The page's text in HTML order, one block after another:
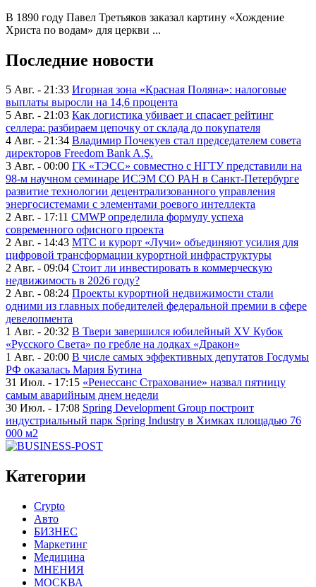
В 1890 году Павел Третьяков заказал картину «Хождение
Христа по водам» для церкви ...
Последние новости
5 Авг. - 21:33 Игорная зона «Красная Поляна»: налоговые
выплаты выросли на 14,6 процента
5 Авг. - 21:03 Как логистика убивает и спасает рейтинг
селлера: разбираем цепочку от склада до покупателя
4 Авг. - 21:34 Владимир Почекуев стал председателем совета
директоров Freedom Bank A.Ş.
3 Авг. - 00:00 ГК «ТЭСС» совместно с НГТУ представили на
98-м научном семинаре ИСЭМ СО РАН в Санкт-Петербурге
развитие технологии децентрализованного управления
энергосистемами с элементами роевого интеллекта
2 Авг. - 17:11 CMWP определила формулу успеха
современного офисного проекта
2 Авг. - 14:43 МТС и курорт «Лучи» объединяют усилия для
цифровой трансформации курортной инфраструктуры
2 Авг. - 09:04 Стоит ли инвестировать в коммерческую
недвижимость в 2026 году?
2 Авг. - 08:24 Проекты курортной недвижимости стали
одними из главных победителей федеральной премии в сфере
девелопмента
1 Авг. - 20:32 В Твери завершился юбилейный XV Кубок
«Русского Света» по гребле на лодках «Дракон»
1 Авг. - 20:00 В числе самых эффективных депутатов Госдумы
РФ оказалась Мария Бутина
31 Июл. - 17:15 «Ренессанс Страхование» назвал пятницу
самым аварийным днем недели
30 Июл. - 17:08 Spring Development Group построит
индустриальный парк Spring Industry в Химках площадью 76
000 м2
Категории
Crypto
Авто
БИЗНЕС
Маркетинг
Медицина
МНЕНИЯ
МОСКВА